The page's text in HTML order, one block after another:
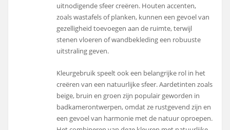
uitnodigende sfeer creëren. Houten accenten,
zoals wastafels of planken, kunnen een gevoel van
gezelligheid toevoegen aan de ruimte, terwijl
stenen vloeren of wandbekleding een robuuste
uitstraling geven.
Kleurgebruik speelt ook een belangrijke rol in het
creëren van een natuurlijke sfeer. Aardetinten zoals
beige, bruin en groen zijn populair geworden in
badkamerontwerpen, omdat ze rustgevend zijn en
een gevoel van harmonie met de natuur oproepen.